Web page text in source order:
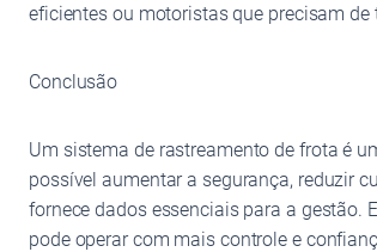
eficientes ou motoristas que precisam
Conclusão
Um sistema de rastreamento de frota é
possível aumentar a segurança, reduzir
fornece dados essenciais para a gestão.
pode operar com mais controle e